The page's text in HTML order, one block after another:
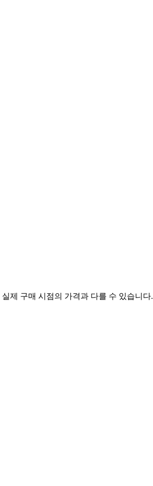
제 구매 시점의 가격과 다를 수 있습니다.